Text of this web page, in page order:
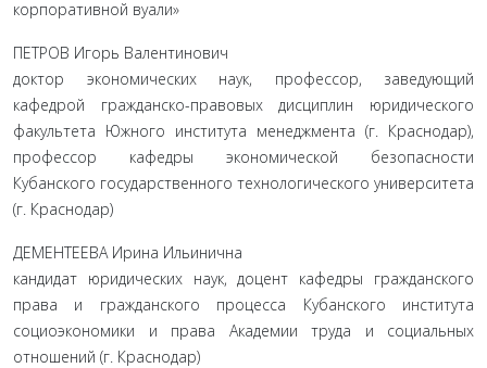
корпоративной вуали»
ПЕТРОВ Игорь Валентинович
доктор экономических наук, профессор, заведующий
кафедрой гражданско-правовых дисциплин юридического
факультета Южного института менеджмента (г. Краснодар),
профессор кафедры экономической безопасности
Кубанского государственного технологического университета
(г. Краснодар)
ДЕМЕНТЕЕВА Ирина Ильинична
кандидат юридических наук, доцент кафедры гражданского
права и гражданского процесса Кубанского института
социоэкономики и права Академии труда и социальных
отношений (г. Краснодар)